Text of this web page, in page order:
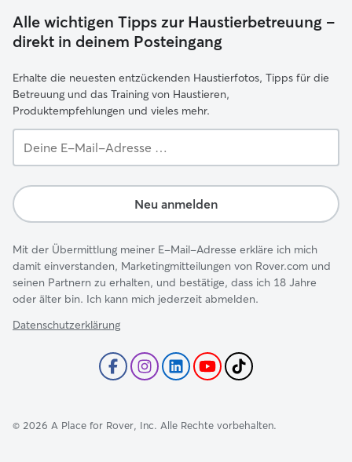
Alle wichtigen Tipps zur Haustierbetreuung –
direkt in deinem Posteingang
Erhalte die neuesten entzückenden Haustierfotos, Tipps für die
Betreuung und das Training von Haustieren,
Produktempfehlungen und vieles mehr.
E-
Adresse …
Neu anmelden
Mit der Übermittlung meiner E-Mail-Adresse erkläre ich mich
damit einverstanden, Marketingmitteilungen von Rover.com und
seinen Partnern zu erhalten, und bestätige, dass ich 18 Jahre
oder älter bin. Ich kann mich jederzeit abmelden.
Datenschutzerklärung
© 2026 A Place for Rover, Inc. Alle Rechte vorbehalten.